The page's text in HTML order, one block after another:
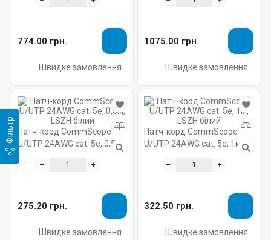
Фільтр
774.00 грн.
Швидке замовлення
1075.00 грн.
Швидке замовлення
Патч-корд CommScope
U/UTP 24AWG cat. 5e, 0,5м,
275.20 грн.
Швидке замовлення
Патч-корд CommScope
U/UTP 24AWG cat. 5e, 1м,
322.50 грн.
Швидке замовлення